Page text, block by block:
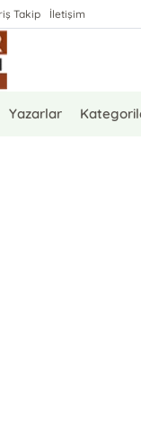
Takip İletişim
Yazarlar